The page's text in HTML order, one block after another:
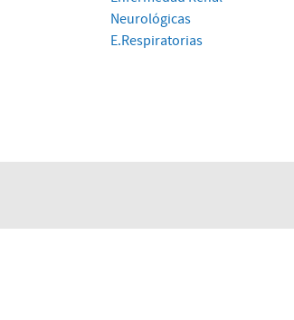
Neurológicas
E.Respiratorias